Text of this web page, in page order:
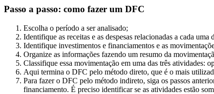
Passo a passo: como fazer um DFC
Escolha o período a ser analisado;
Identifique as receitas e as despesas relacionadas a cada
Identifique investimentos e financiamentos e as
Organize as informações fazendo um resumo da
Classifique essa movimentação em uma das três atividades:
Aqui termina o DFC pelo método direto, que é o mais
Para fazer o DFC pelo método indireto, siga os passos
financiamento. É preciso identificar se as atividades estão